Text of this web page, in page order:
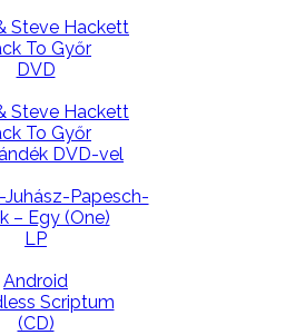
Steve Hackett
To Győr
DVD
Steve Hackett
To Győr
DVD-vel
Juhász-Papesch-
– Egy (One)
LP
Android
Scriptum
(CD)